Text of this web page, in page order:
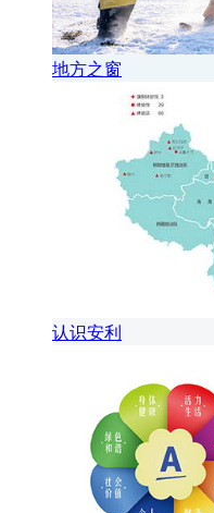
地方之窗
认识安利